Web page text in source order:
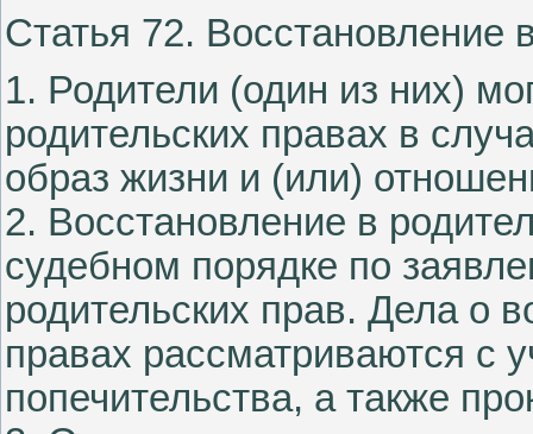
Статья 72. Восстановление
1. Родители (один из них)
родительских правах в
образ жизни и (или)
2. Восстановление в
судебном порядке по
родительских прав. Дела о
правах рассматриваются с
попечительства, а также